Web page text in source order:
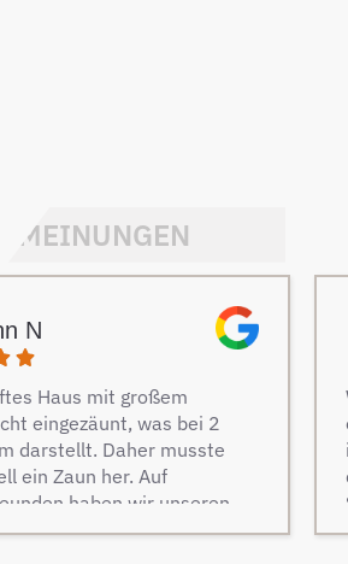
MEINUNGEN
N
Haus mit großem
eingezäunt, was bei 2
darstellt. Daher musste
ein Zaun her. Auf
haben wir unseren
beauftragt und es keine